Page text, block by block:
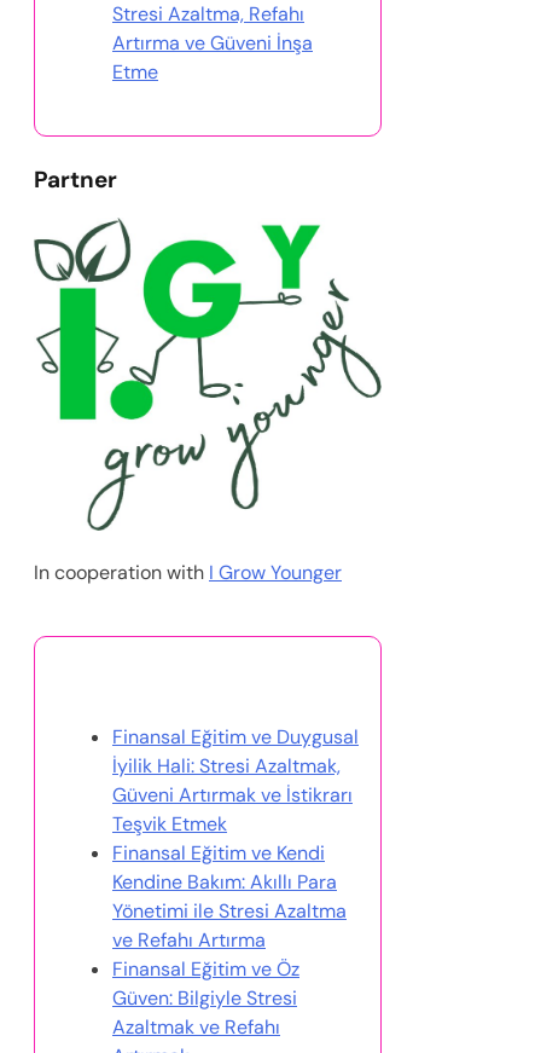
Stresi Azaltma, Refahı
Artırma ve Güveni İnşa
Etme
Partner
In cooperation with I Grow Younger
Finansal Eğitim ve Duygusal
İyilik Hali: Stresi Azaltmak,
Güveni Artırmak ve İstikrarı
Teşvik Etmek
Finansal Eğitim ve Kendi
Kendine Bakım: Akıllı Para
Yönetimi ile Stresi Azaltma
ve Refahı Artırma
Finansal Eğitim ve Öz
Güven: Bilgiyle Stresi
Azaltmak ve Refahı